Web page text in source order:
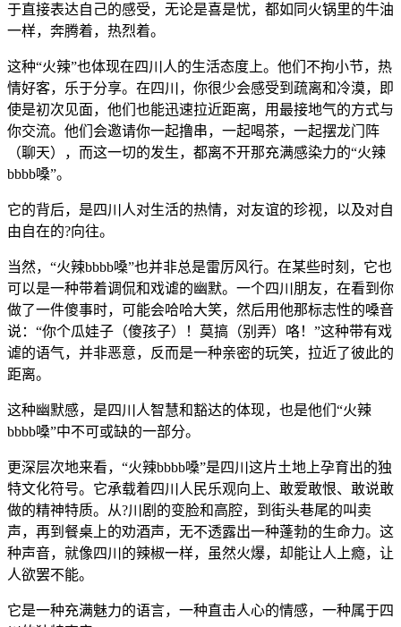
于直接表达自己的感受，无论是喜是忧，都如同火锅里的牛油
一样，奔腾着，热烈着。
这种“火辣”也体现在四川人的生活态度上。他们不拘小节，热
情好客，乐于分享。在四川，你很少会感受到疏离和冷漠，即
使是初次见面，他们也能迅速拉近距离，用最接地气的方式与
你交流。他们会邀请你一起撸串，一起喝茶，一起摆龙门阵
（聊天），而这一切的发生，都离不开那充满感染力的“火辣
bbbb嗓”。
它的背后，是四川人对生活的热情，对友谊的珍视，以及对自
由自在的?向往。
当然，“火辣bbbb嗓”也并非总是雷厉风行。在某些时刻，它也
可以是一种带着调侃和戏谑的幽默。一个四川朋友，在看到你
做了一件傻事时，可能会哈哈大笑，然后用他那标志性的嗓音
说：“你个瓜娃子（傻孩子）！莫搞（别弄）咯！”这种带有戏
谑的语气，并非恶意，反而是一种亲密的玩笑，拉近了彼此的
距离。
这种幽默感，是四川人智慧和豁达的体现，也是他们“火辣
bbbb嗓”中不可或缺的一部分。
更深层次地来看，“火辣bbbb嗓”是四川这片土地上孕育出的独
特文化符号。它承载着四川人民乐观向上、敢爱敢恨、敢说敢
做的精神特质。从?川剧的变脸和高腔，到街头巷尾的叫卖
声，再到餐桌上的劝酒声，无不透露出一种蓬勃的生命力。这
种声音，就像四川的辣椒一样，虽然火爆，却能让人上瘾，让
人欲罢不能。
它是一种充满魅力的语言，一种直击人心的情感，一种属于四